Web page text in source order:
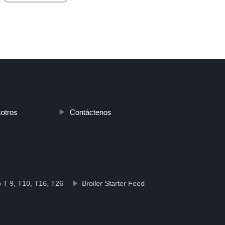
Contáctenos
T 9, T10, T16, T26 Broiler Starter Feed